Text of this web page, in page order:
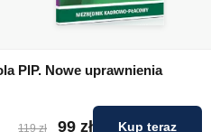
PIP. Nowe uprawnienia
119 zł 99 zł Kup teraz